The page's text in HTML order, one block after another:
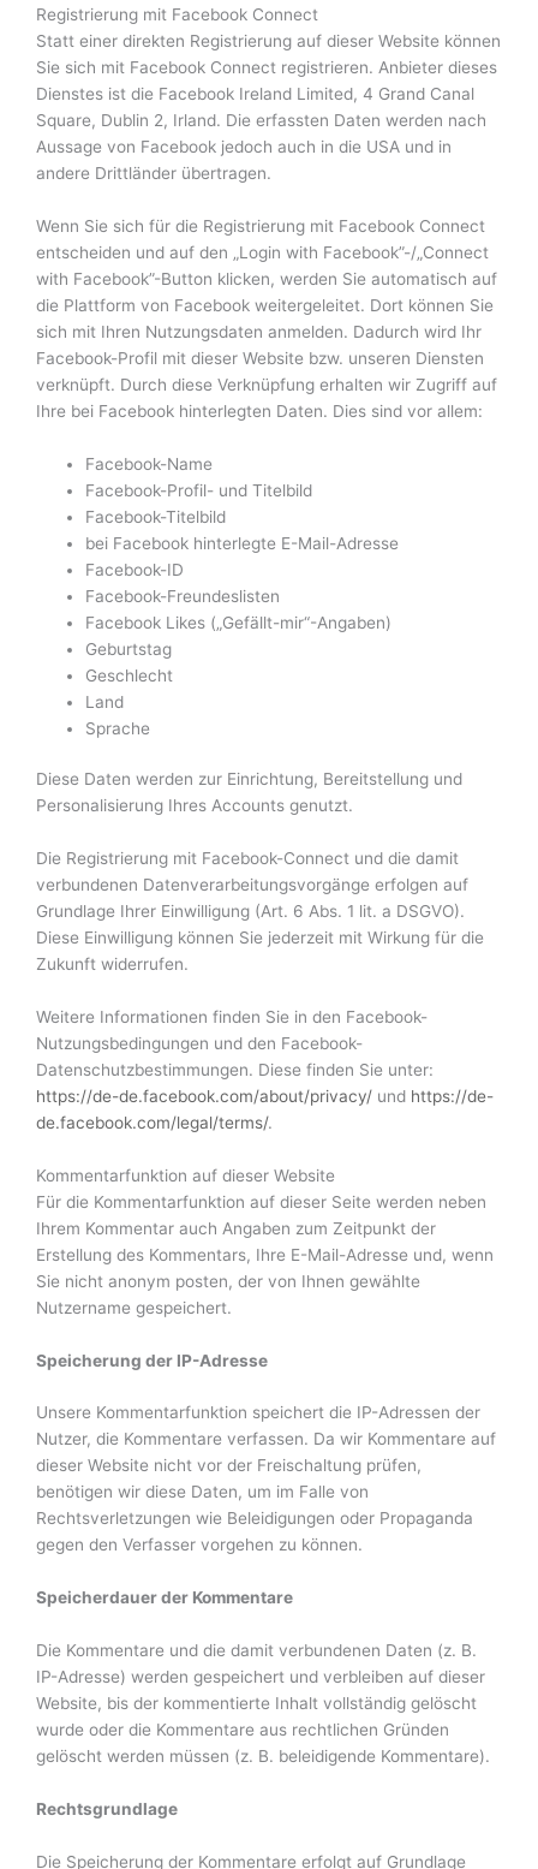
Registrierung mit Facebook Connect
Statt einer direkten Registrierung auf dieser Website können
Sie sich mit Facebook Connect registrieren. Anbieter dieses
Dienstes ist die Facebook Ireland Limited, 4 Grand Canal
Square, Dublin 2, Irland. Die erfassten Daten werden nach
Aussage von Facebook jedoch auch in die USA und in
andere Drittländer übertragen.
Wenn Sie sich für die Registrierung mit Facebook Connect
entscheiden und auf den „Login with Facebook”-/„Connect
with Facebook”-Button klicken, werden Sie automatisch auf
die Plattform von Facebook weitergeleitet. Dort können Sie
sich mit Ihren Nutzungsdaten anmelden. Dadurch wird Ihr
Facebook-Profil mit dieser Website bzw. unseren Diensten
verknüpft. Durch diese Verknüpfung erhalten wir Zugriff auf
Ihre bei Facebook hinterlegten Daten. Dies sind vor allem:
Facebook-Name
Facebook-Profil- und Titelbild
Facebook-Titelbild
bei Facebook hinterlegte E-Mail-Adresse
Facebook-ID
Facebook-Freundeslisten
Facebook Likes („Gefällt-mir“-Angaben)
Geburtstag
Geschlecht
Land
Sprache
Diese Daten werden zur Einrichtung, Bereitstellung und
Personalisierung Ihres Accounts genutzt.
Die Registrierung mit Facebook-Connect und die damit
verbundenen Datenverarbeitungsvorgänge erfolgen auf
Grundlage Ihrer Einwilligung (Art. 6 Abs. 1 lit. a DSGVO).
Diese Einwilligung können Sie jederzeit mit Wirkung für die
Zukunft widerrufen.
Weitere Informationen finden Sie in den Facebook-
Nutzungsbedingungen und den Facebook-
Datenschutzbestimmungen. Diese finden Sie unter:
https://de-de.facebook.com/about/privacy/ und https://de-
de.facebook.com/legal/terms/.
Kommentarfunktion auf dieser Website
Für die Kommentarfunktion auf dieser Seite werden neben
Ihrem Kommentar auch Angaben zum Zeitpunkt der
Erstellung des Kommentars, Ihre E-Mail-Adresse und, wenn
Sie nicht anonym posten, der von Ihnen gewählte
Nutzername gespeichert.
Speicherung der IP-Adresse
Unsere Kommentarfunktion speichert die IP-Adressen der
Nutzer, die Kommentare verfassen. Da wir Kommentare auf
dieser Website nicht vor der Freischaltung prüfen,
benötigen wir diese Daten, um im Falle von
Rechtsverletzungen wie Beleidigungen oder Propaganda
gegen den Verfasser vorgehen zu können.
Speicherdauer der Kommentare
Die Kommentare und die damit verbundenen Daten (z. B.
IP-Adresse) werden gespeichert und verbleiben auf dieser
Website, bis der kommentierte Inhalt vollständig gelöscht
wurde oder die Kommentare aus rechtlichen Gründen
gelöscht werden müssen (z. B. beleidigende Kommentare).
Rechtsgrundlage
Die Speicherung der Kommentare erfolgt auf Grundlage